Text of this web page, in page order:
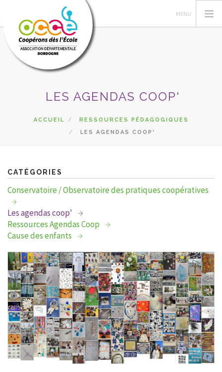
PÉDAGOGIE
COOPÉRATIVE SCOLAIRE
ENTAU | COOP'BLOG
FORMATIONS
RECHERCHER
LES AGENDAS COOP'
ACCUEIL
RESSOURCES PÉDAGOGIQUES
LES AGENDAS COOP'
CATÉGORIES
Conservatoire / Observatoire des pratiques coopératives
Les agendas coop'
Ressources Agendas Coop
Cause des enfants